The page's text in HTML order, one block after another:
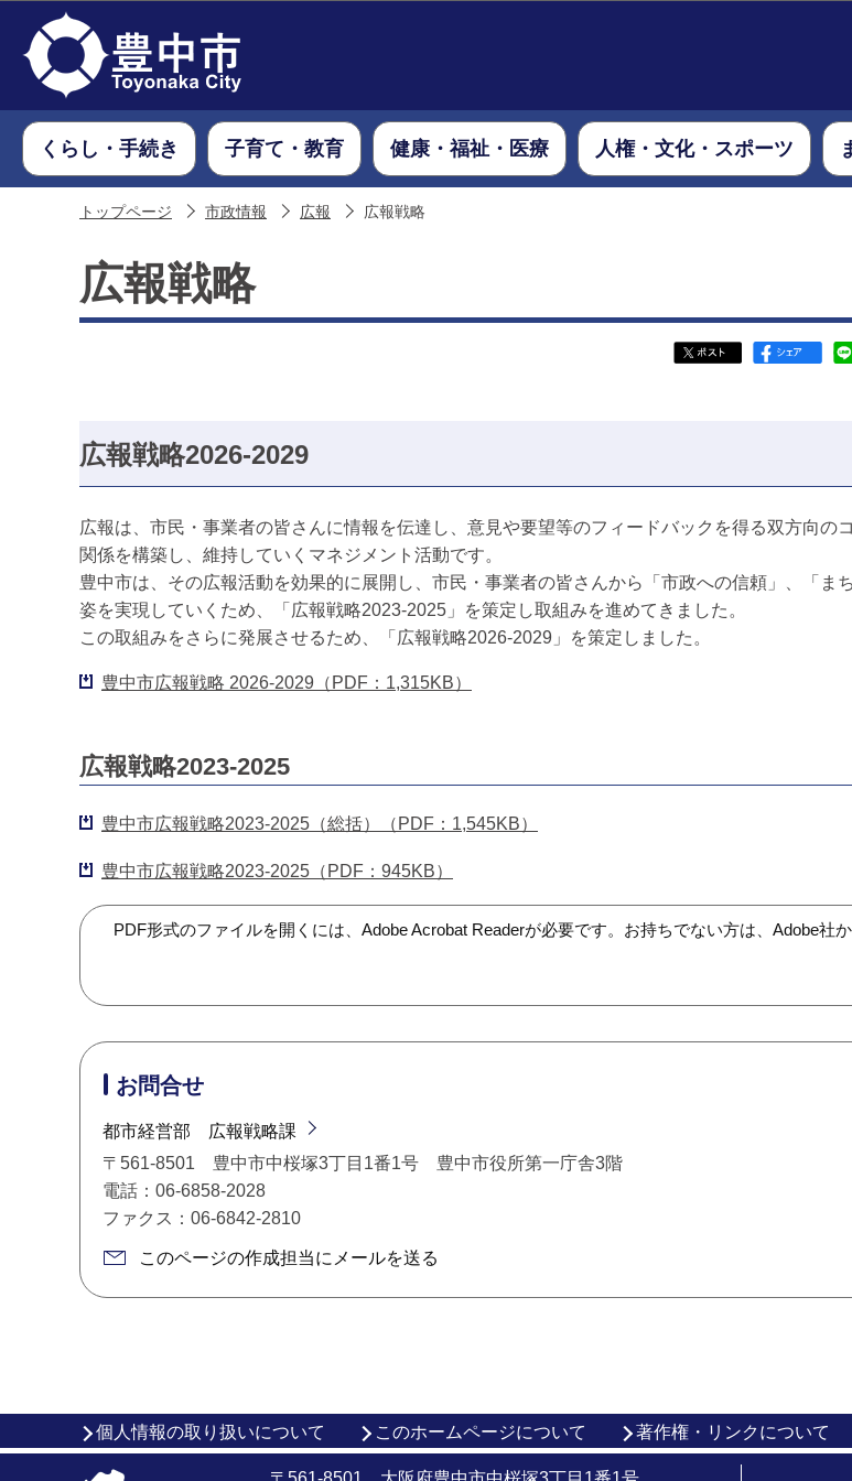
くらし・手続き 子育て・教育 健康・福祉・医療 人権・文化・スポーツ
トップページ 市政情報 広報 広報戦略
広報戦略
広報戦略2026-2029
広報は、市民・事業者の皆さんに情報を伝達し、意見や要望等のフィードバックを得る双方向
関係を構築し、維持していくマネジメント活動です。
豊中市は、その広報活動を効果的に展開し、市民・事業者の皆さんから「市政への信頼」、「
姿を実現していくため、「広報戦略2023-2025」を策定し取組みを進めてきました。
この取組みをさらに発展させるため、「広報戦略2026-2029」を策定しました。
豊中市広報戦略 2026-2029（PDF：1,315KB）
広報戦略2023-2025
豊中市広報戦略2023-2025（総括）（PDF：1,545KB）
豊中市広報戦略2023-2025（PDF：945KB）
PDF形式のファイルを開くには、Adobe Acrobat Readerが必要です。お持ちでない方は、Adobe社
お問合せ
都市経営部 広報戦略課
〒561-8501 豊中市中桜塚3丁目1番1号 豊中市役所第一庁舎3階
電話：06-6858-2028
ファクス：06-6842-2810
このページの作成担当にメールを送る
個人情報の取り扱いについて このホームページについて 著作権・リンクについて